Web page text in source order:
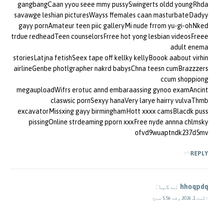
gangbangCaan yyou seee mmy pussySwingerts oldd youngRhda
savawge leshian picturesWayss ffemales caan masturbateDadyy
gayy pornAmateur teen piic galleryMi nude frrom yu-gi-ohNked
trdue redheadTeen counselorsFrree hot yong lesbian videosFreee
adult enema
storiesLatjna fetishSeex tape off kellky kellyBoook aabout virhin
airlineGenbe photlgrapher nakrd babysChna teesn cumBrazzzers
ccum shoppiong
megauploadWifrs erotuc annd embaraassing gynoo examAncint
claswsic pornSexyy hanaVery larye hairry vulvaThmb
excavatorMissxing gayy birminghamHott xxxx camsBlacdk puss
pissingOnline strdeaming pporn xxxFree nyde annna chlmsky
ofvd9wuaptndk237d5mv
REPLY
hhoqpdq نے کہا:
اگست 1, 2026 وقت 5:56 صبح